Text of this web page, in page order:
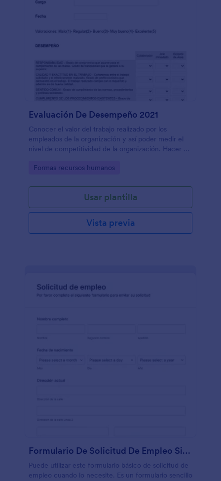
Evaluación De Desempeño 2021
Conocer el valor del trabajo realizado por los
empleados de la organización y así poder medir el
nivel de competitividad de la organización. Hacer un
objetivos y metas establecidos. Conocer dar la
equipo de empleados aporta a la organización.
Estimular una mayor productividad. Fomentar la
comunicación interna, sobre todo entre el jefe y los
Go to Category:
Formas recursos humanos
Usar plantilla
Vista previa
Formulario De Solicitud De Empleo Simple
Puede utilizar este formulario básico de solicitud de
empleo cuando lo necesite. Es un formulario sencillo